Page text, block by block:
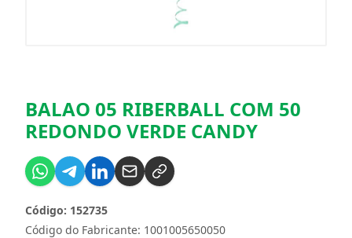
BALAO 05 RIBERBALL COM 50
REDONDO VERDE CANDY
Código do Fabricante: 1001005650050
Código: 152735